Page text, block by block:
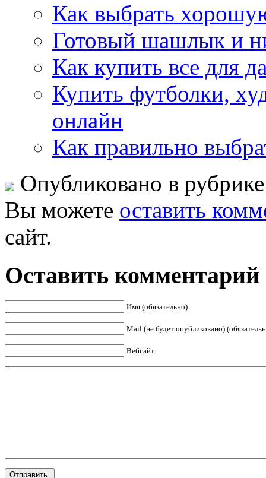
Как выбрать
Готовый шашлык и
Как купить все для
Купить футболки,
онлайн
Как правильно
Опубликовано в
Вы можете оставить
сайт.
Оставить комментарий
Имя (обязательно)
Mail (не будет опубликовано)
Вебсайт